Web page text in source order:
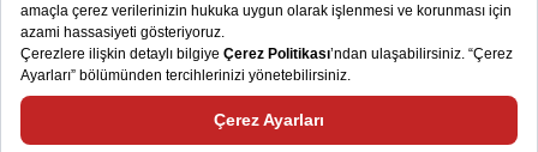
Bilgi Toplumu Hizmetleri